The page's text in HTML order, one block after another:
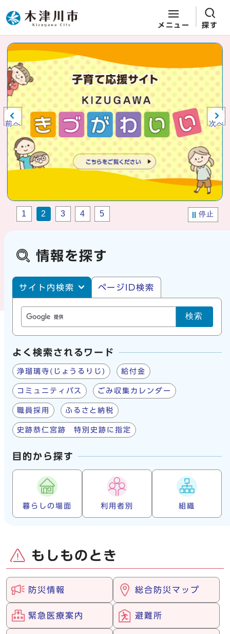
ページの先頭です
メニュー 探す
ここから本文です
ビジュアルエリア。木津川市役所か
らの紹介、お知らせ。
前へ 次へ
停止
1 2 3 4 5
情報を探す
サイト内・ページID検索
サイト内検索 ページID検索
検索
よく検索されるワード
浄瑠璃寺(じょうるりじ) 給付金
コミュニティバス ごみ収集カレンダー
職員採用 ふるさと納税
史跡恭仁宮跡 特別史跡に指定
目的から探す
暮らしの場面 利用者別 組織
もしものとき
防災情報 総合防災マップ
緊急医療案内 避難所